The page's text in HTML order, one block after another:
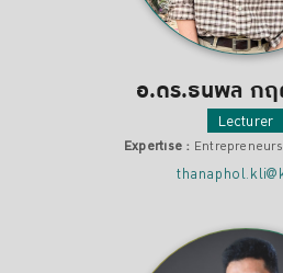
อ.ดร.ธนพล ก
Lecturer
Expertise :